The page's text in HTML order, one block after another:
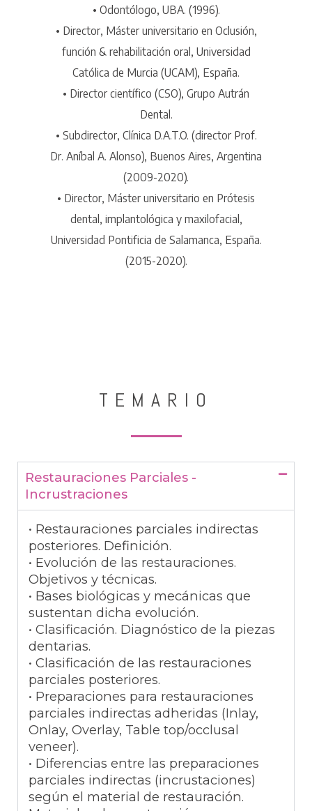
• Odontólogo, UBA. (1996).
• Director, Máster universitario en Oclusión,
función & rehabilitación oral, Universidad
Católica de Murcia (UCAM), España.
• Director científico (CSO), Grupo Autrán
Dental.
• Subdirector, Clínica D.A.T.O. (director Prof.
Dr. Aníbal A. Alonso), Buenos Aires, Argentina
(2009-2020).
• Director, Máster universitario en Prótesis
dental, implantológica y maxilofacial,
Universidad Pontificia de Salamanca, España.
(2015-2020).
TEMARIO
Restauraciones Parciales -
Incrustraciones
• Restauraciones parciales indirectas
posteriores. Definición.
• Evolución de las restauraciones.
Objetivos y técnicas.
• Bases biológicas y mecánicas que
sustentan dicha evolución.
• Clasificación. Diagnóstico de la piezas
dentarias.
• Clasificación de las restauraciones
parciales posteriores.
• Preparaciones para restauraciones
parciales indirectas adheridas (Inlay,
Onlay, Overlay, Table top/occlusal
veneer).
• Diferencias entre las preparaciones
parciales indirectas (incrustaciones)
según el material de restauración.